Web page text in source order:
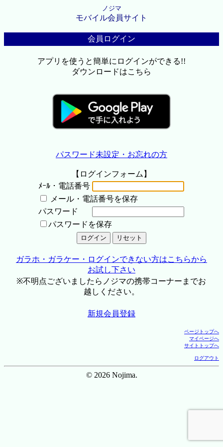
ノジマ
モバイル会員サイト
会員ログイン
アプリを使うと簡単にログインができる!!
ダウンロードはこちら
パスワード未設定・お忘れの方
【ログインフォーム】
ﾒｰﾙ・電話番号
メール・電話番号を保存
パスワード
パスワードを保存
ガラホ・ガラケー・ログインできない方はこちらから
お試し下さい
※不明点ございましたらノジマの携帯コーナーまでお
越しください。
新規会員登録
ページトップへ
マイページへ
サイトトップへ
ログアウト
© 2026 Nojima.